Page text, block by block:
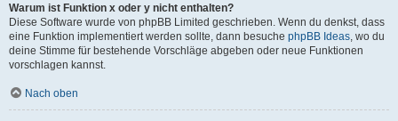
Warum ist Funktion x oder y nicht enthalten?
Diese Software wurde von phpBB Limited geschrieben. Wenn du denkst, dass
eine Funktion implementiert werden sollte, dann besuche phpBB Ideas , wo du
deine Stimme für bestehende Vorschläge abgeben oder neue Funktionen
vorschlagen kannst.
Nach oben